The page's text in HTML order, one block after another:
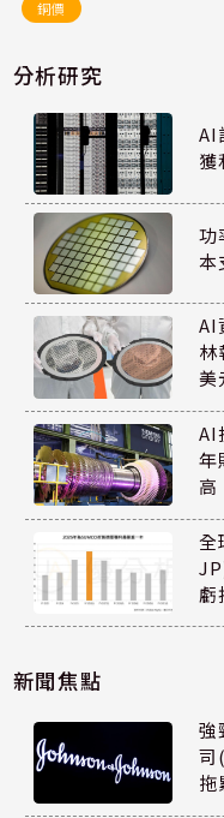
銅價
分析研究
AI
獲
功
本
AI
林
美
AI
年
高
全
虧
新聞焦點
強
司
拖